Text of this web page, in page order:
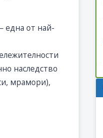
една от най-
наследство
мрамори),